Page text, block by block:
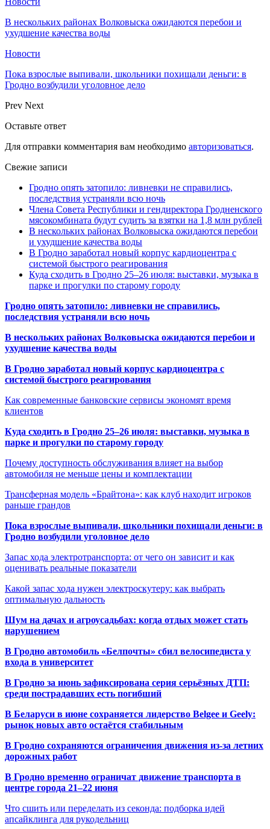
В нескольких районах Волковыска ожидаются перебои и
ухудшение качества воды
Новости
Пока взрослые выпивали, школьники похищали деньги: в
Гродно возбудили уголовное дело
Prev Next
Оставьте ответ
Для отправки комментария вам необходимо авторизоваться.
Свежие записи
Гродно опять затопило: ливневки не справились,
последствия устраняли всю ночь
Члена Совета Республики и гендиректора Гродненского
мясокомбината будут судить за взятки на 1,8 млн рублей
В нескольких районах Волковыска ожидаются перебои
и ухудшение качества воды
В Гродно заработал новый корпус кардиоцентра с
системой быстрого реагирования
Куда сходить в Гродно 25–26 июля: выставки, музыка в
парке и прогулки по старому городу
Гродно опять затопило: ливневки не справились,
последствия устраняли всю ночь
В нескольких районах Волковыска ожидаются перебои и
ухудшение качества воды
В Гродно заработал новый корпус кардиоцентра с
системой быстрого реагирования
Как современные банковские сервисы экономят время
клиентов
Куда сходить в Гродно 25–26 июля: выставки, музыка в
парке и прогулки по старому городу
Почему доступность обслуживания влияет на выбор
автомобиля не меньше цены и комплектации
Трансферная модель «Брайтона»: как клуб находит игроков
раньше грандов
Пока взрослые выпивали, школьники похищали деньги: в
Гродно возбудили уголовное дело
Запас хода электротранспорта: от чего он зависит и как
оценивать реальные показатели
Какой запас хода нужен электроскутеру: как выбрать
оптимальную дальность
Шум на дачах и агроусадьбах: когда отдых может стать
нарушением
В Гродно автомобиль «Белпочты» сбил велосипедиста у
входа в университет
В Гродно за июнь зафиксирована серия серьёзных ДТП:
среди пострадавших есть погибший
В Беларуси в июне сохраняется лидерство Belgee и Geely:
рынок новых авто остаётся стабильным
В Гродно сохраняются ограничения движения из-за летних
дорожных работ
В Гродно временно ограничат движение транспорта в
центре города 21–22 июня
Что сшить или переделать из секонда: подборка идей
апсайклинга для рукодельниц